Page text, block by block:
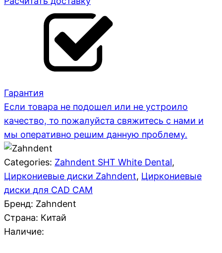
Гарантия
Если товара не подошел или не устроило
качество, то пожалуйста свяжитесь с нами и
мы оперативно решим данную проблему.
Categories: Zahndent SHT White Dental,
Циркониевые диски Zahndent, Циркониевые
диски для CAD CAM
Бренд: Zahndent
Страна: Китай
Наличие: